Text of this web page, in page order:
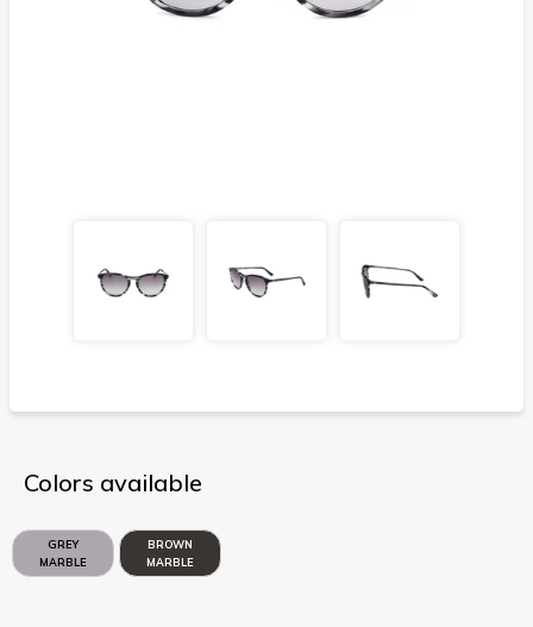
Colors available
GREY
MARBLE
BROWN
MARBLE